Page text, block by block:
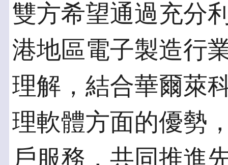
雙方希望通過充分
港地區電子製造行
理解，結合華爾萊
理軟體方面的優勢
戶服務，共同推進